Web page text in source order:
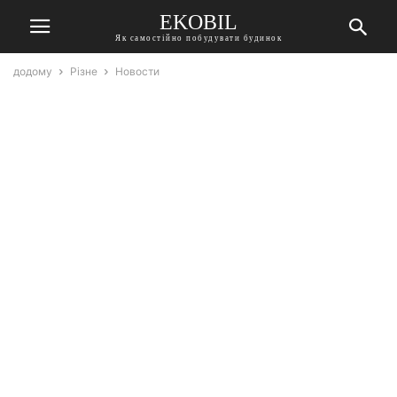
EKOBIL
Як самостійно побудувати будинок
додому Різне Новости